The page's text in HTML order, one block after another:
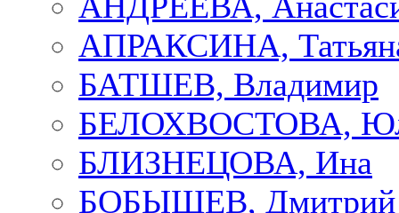
АПРАКСИНА,
БАТШЕВ, Владимир
БЕЛОХВОСТОВА,
БЛИЗНЕЦОВА, Ина
БОБЫШЕВ, Дмитрий